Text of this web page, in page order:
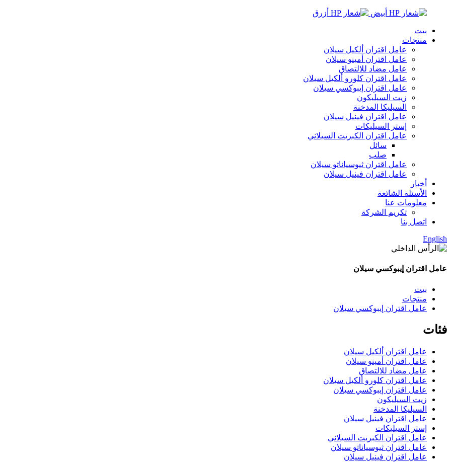
بيت
منتجات
عامل اقتران ألكيل سيلان
عامل اقتران أمينو سيلان
عامل مضاد للالتصاق
عامل اقتران كلورو ألكيل سيلان
عامل اقتران إيبوكسي سيلان
زيت السيليكون
السيليكا المدخنة
عامل اقتران فينيل سيلان
إستر السيليكات
عامل اقتران الكبريت السيلاني
سائل
صلب
عامل اقتران ثيوسياناتو سيلان
عامل اقتران فينيل سيلان
أخبار
الأسئلة الشائعة
معلومات عنا
تكريم الشركة
اتصل بنا
English
عامل اقتران إيبوكسي سيلان
بيت
منتجات
عامل اقتران إيبوكسي سيلان
فئات
عامل اقتران ألكيل سيلان
عامل اقتران أمينو سيلان
عامل مضاد للالتصاق
عامل اقتران كلورو ألكيل سيلان
عامل اقتران إيبوكسي سيلان
زيت السيليكون
السيليكا المدخنة
عامل اقتران فينيل سيلان
إستر السيليكات
عامل اقتران الكبريت السيلاني
عامل اقتران ثيوسياناتو سيلان
عامل اقتران فينيل سيلان